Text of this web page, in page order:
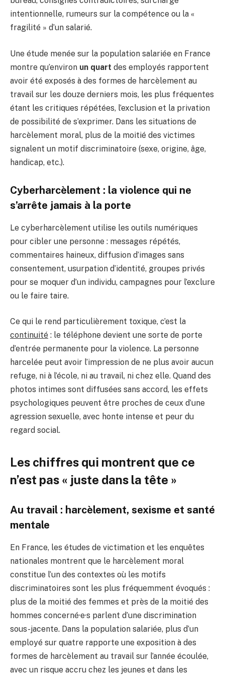
intentionnelle, rumeurs sur la compétence ou la «
fragilité » d’un salarié.
Une étude menée sur la population salariée en France
montre qu’environ un quart des employés rapportent
avoir été exposés à des formes de harcèlement au
travail sur les douze derniers mois, les plus fréquentes
étant les critiques répétées, l’exclusion et la privation
de possibilité de s’exprimer. Dans les situations de
harcèlement moral, plus de la moitié des victimes
signalent un motif discriminatoire (sexe, origine, âge,
handicap, etc.).
Cyberharcèlement : la violence qui ne
s’arrête jamais à la porte
Le cyberharcèlement utilise les outils numériques
pour cibler une personne : messages répétés,
commentaires haineux, diffusion d’images sans
consentement, usurpation d’identité, groupes privés
pour se moquer d’un individu, campagnes pour l’exclure
ou le faire taire.
Ce qui le rend particulièrement toxique, c’est la
continuité : le téléphone devient une sorte de porte
d’entrée permanente pour la violence. La personne
harcelée peut avoir l’impression de ne plus avoir aucun
refuge, ni à l’école, ni au travail, ni chez elle. Quand des
photos intimes sont diffusées sans accord, les effets
psychologiques peuvent être proches de ceux d’une
agression sexuelle, avec honte intense et peur du
regard social.
Les chiffres qui montrent que ce
n’est pas « juste dans la tête »
Au travail : harcèlement, sexisme et santé
mentale
En France, les études de victimation et les enquêtes
nationales montrent que le harcèlement moral
constitue l’un des contextes où les motifs
discriminatoires sont les plus fréquemment évoqués :
plus de la moitié des femmes et près de la moitié des
hommes concerné·e·s parlent d’une discrimination
sous-jacente. Dans la population salariée, plus d’un
employé sur quatre rapporte une exposition à des
formes de harcèlement au travail sur l’année écoulée,
avec un risque accru chez les jeunes et dans les